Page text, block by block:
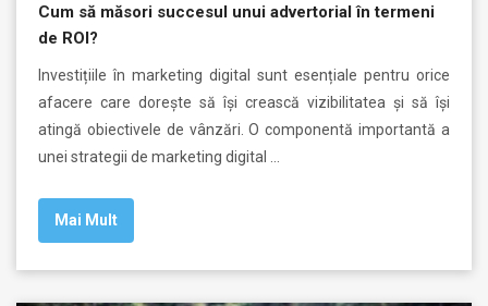
Cum să măsori succesul unui advertorial în termeni
de ROI?
Investițiile în marketing digital sunt esențiale pentru orice
afacere care dorește să își crească vizibilitatea și să își
atingă obiectivele de vânzări. O componentă importantă a
unei strategii de marketing digital …
Mai Mult